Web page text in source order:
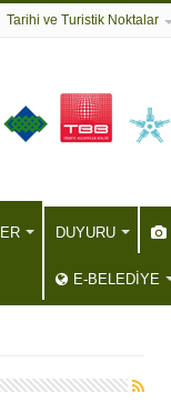
Tarihi ve Turistik Noktalar
DUYURU
E-BELEDİYE